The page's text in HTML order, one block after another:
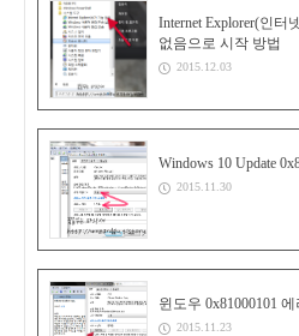
Internet Explorer(인터
없음으로 시작 방법
2015.12.03
Windows 10 Update
2015.11.30
윈도우 0x81000101
2015.11.23